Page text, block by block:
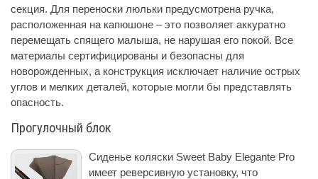
секция. Для переноски люльки предусмотрена ручка,
расположенная на капюшоне – это позволяет аккуратно
перемещать спящего малыша, не нарушая его покой. Все
материалы сертифицированы и безопасны для
новорожденных, а конструкция исключает наличие острых
углов и мелких деталей, которые могли бы представлять
опасность.
Прогулочный блок
Сиденье коляски Sweet Baby Elegante Pro
имеет реверсивную установку, что